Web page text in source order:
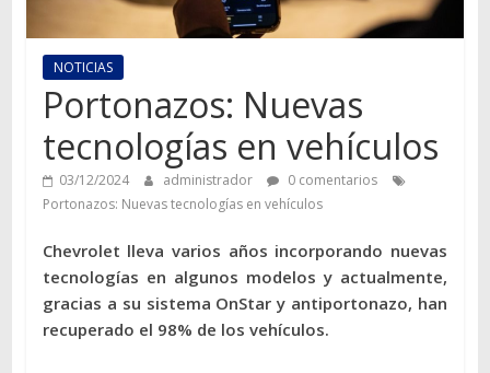
NOTICIAS
Portonazos: Nuevas
tecnologías en vehículos
03/12/2024 administrador
0 comentarios
Portonazos: Nuevas tecnologías en vehículos
Chevrolet lleva varios años incorporando nuevas
tecnologías en algunos modelos y actualmente,
gracias a su sistema OnStar y antiportonazo, han
recuperado el 98% de los vehículos.